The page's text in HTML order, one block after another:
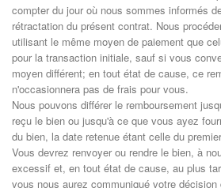
compter du jour où nous sommes informés
rétractation du présent contrat. Nous
utilisant le même moyen de paiement que
pour la transaction initiale, sauf si vous
moyen différent; en tout état de cause, ce
n'occasionnera pas de frais pour vous.
Nous pouvons différer le remboursement
reçu le bien ou jusqu'à ce que vous ayez
du bien, la date retenue étant celle du
Vous devrez renvoyer ou rendre le bien, à
excessif et, en tout état de cause, au plus
vous nous aurez communiqué votre